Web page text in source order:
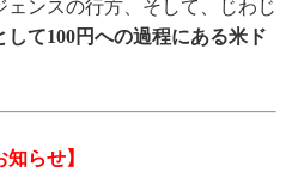
ンスの行方、そして、じわじ
して100円への過程にある米ド
らせ】